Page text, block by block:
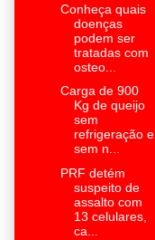
Conheça quais
doenças
podem ser
tratadas com
osteo...
Carga de 900
Kg de queijo
sem
refrigeração e
sem n...
PRF detém
suspeito de
assalto com
13 celulares,
ca...